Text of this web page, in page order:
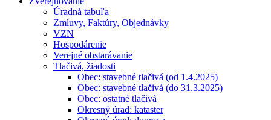
Úradná tabuľa
Zmluvy, Faktúry, Objednávky
VZN
Hospodárenie
Verejné obstarávanie
Tlačivá, žiadosti
Obec: stavebné tlačivá (od 1.4.2025)
Obec: stavebné tlačivá (do 31.3.2025)
Obec: ostatné tlačivá
Okresný úrad: kataster